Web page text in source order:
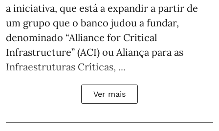
a iniciativa, que está a expandir a partir de
um grupo que o banco judou a fundar,
denominado “Alliance for Critical
Infrastructure” (ACI) ou Aliança para as
Infraestruturas Críticas, ...
Ver mais